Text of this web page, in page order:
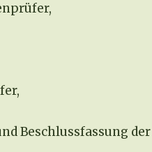
Beschlussfassung